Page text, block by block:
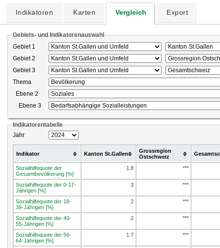
Indikatoren Karten Vergleich Export
Gebiets- und Indikatorenauswahl
Gebiet 1
Gebiet 2
Gebiet 3
Thema
Ebene 2
Ebene 3
Indikatorentabelle
Jahr
Indikator Kanton St.Gallen
Grossregion
Ostschweiz
Sozialhilfequote der
Gesamtbevölkerung [%]
1.8 ***
Sozialhilfequote der 0-17-
Jährigen [%]
3 ***
Sozialhilfequote der 18-
39-Jährigen [%]
2 ***
Sozialhilfequote der 40-
55-Jährigen [%]
2 ***
Sozialhilfequote der 56-
64-Jährigen [%]
1.7 ***